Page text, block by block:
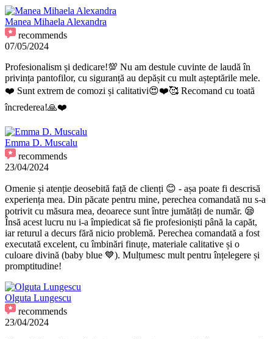
Manea Mihaela Alexandra
recommends
07/05/2024
Profesionalism și dedicare!💯 Nu am destule cuvinte de laudă în
privința pantofilor, cu siguranță au depășit cu mult așteptările mele.
❤️ Sunt extrem de comozi și calitativi😍❤️🥰 Recomand cu toată
încrederea!🙏❤️
Emma D. Muscalu
recommends
23/04/2024
Omenie și atenție deosebită față de clienți 😊 - așa poate fi descrisă
experiența mea. Din păcate pentru mine, perechea comandată nu s-a
potrivit cu măsura mea, deoarece sunt între jumătăți de număr. 😪
Însă acest lucru nu i-a împiedicat să fie profesioniști până la capăt,
iar returul a decurs fără nicio problemă. Perechea comandată a fost
executată excelent, cu îmbinări finuțe, materiale calitative și o
culoare divină (baby blue 💙). Mulțumesc mult pentru înțelegere și
promptitudine!
Olguta Lungescu
recommends
23/04/2024